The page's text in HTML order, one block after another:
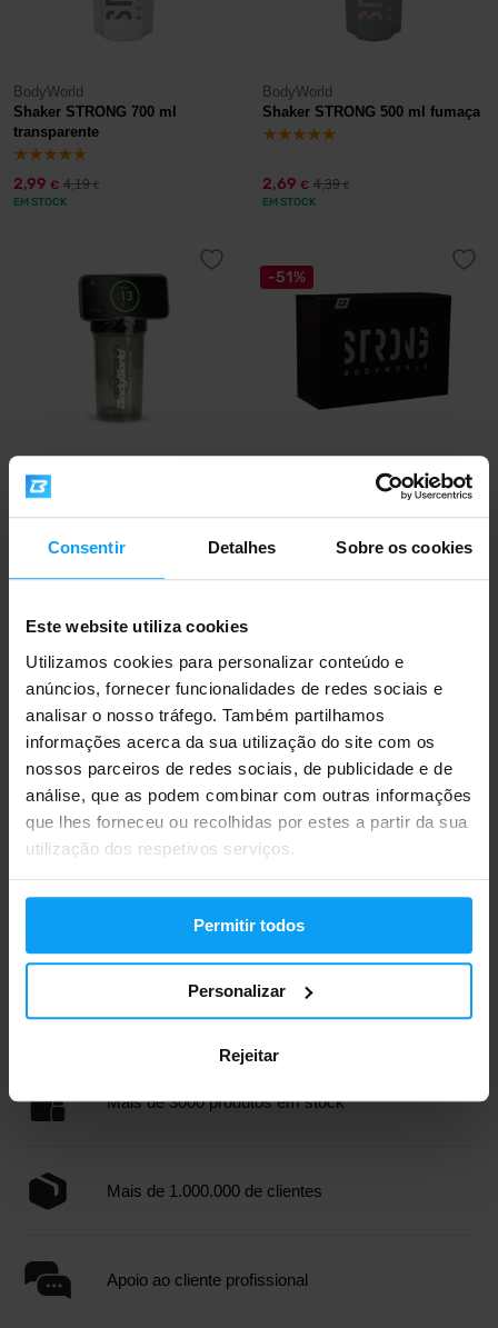
Consentir Detalhes Sobre os cookies
Este website utiliza cookies
Utilizamos cookies para personalizar conteúdo e
anúncios, fornecer funcionalidades de redes sociais e
analisar o nosso tráfego. Também partilhamos
informações acerca da sua utilização do site com os
nossos parceiros de redes sociais, de publicidade e de
análise, que as podem combinar com outras informações
que lhes forneceu ou recolhidas por estes a partir da sua
utilização dos respetivos serviços.
Permitir todos
Personalizar
Rejeitar
BodyWorld
Shaker STRONG 700 ml
transparente
2,99 € 4,19€
EM STOCK
BodyWorld
Shaker STRONG 500 ml fumaça
2,69 € 4,39€
EM STOCK
BodyWorld
Elite Tripod Shaker 700 ml
€
-51%
Gift Box STRONG BLACK BOX
5,19 10,49€
BodyWorld
Mais de 3000 produtos em stock
Mais de 1.000.000 de clientes
Apoio ao cliente profissional